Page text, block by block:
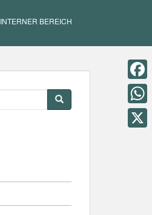
INTERNER BEREICH
F
a
c
W